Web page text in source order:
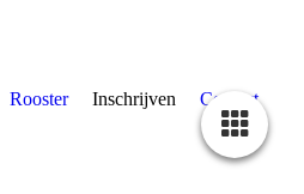
Rooster Inschrijven Contact